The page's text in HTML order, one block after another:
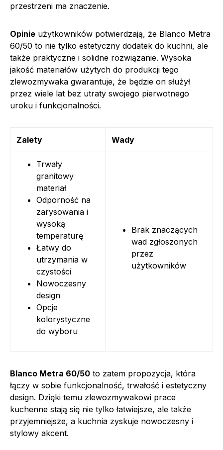
przestrzeni ma znaczenie.
Opinie użytkowników potwierdzają, że Blanco Metra
60/50 to nie tylko estetyczny dodatek do kuchni, ale
także praktyczne i solidne rozwiązanie. Wysoka
jakość materiałów użytych do produkcji tego
zlewozmywaka gwarantuje, że będzie on służył
przez wiele lat bez utraty swojego pierwotnego
uroku i funkcjonalności.
Zalety Wady
Trwały
granitowy
materiał
Odporność na
zarysowania i
wysoką
temperaturę
Łatwy do
utrzymania w
czystości
Nowoczesny
design
Opcje
kolorystyczne
do wyboru
Brak znaczących
wad zgłoszonych
przez
użytkowników
Blanco Metra 60/50 to zatem propozycja, która
łączy w sobie funkcjonalność, trwałość i estetyczny
design. Dzięki temu zlewozmywakowi prace
kuchenne stają się nie tylko łatwiejsze, ale także
przyjemniejsze, a kuchnia zyskuje nowoczesny i
stylowy akcent.